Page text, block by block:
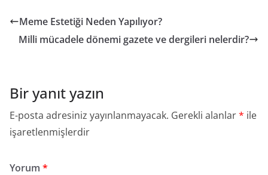
Meme Estetiği Neden Yapılıyor?
Milli mücadele dönemi gazete ve dergileri nelerdir?
Bir yanıt yazın
E-posta adresiniz yayınlanmayacak. Gerekli alanlar* ile
işaretlenmişlerdir
Yorum *